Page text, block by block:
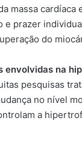
massa cardíaca
prazer
do
envolvidas na
pesquisas
no nível
a